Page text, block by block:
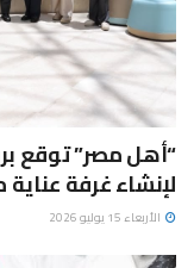
“أهل مصر” توقع
لإنشاء غرفة
الأربعاء 15 يوليو 2026